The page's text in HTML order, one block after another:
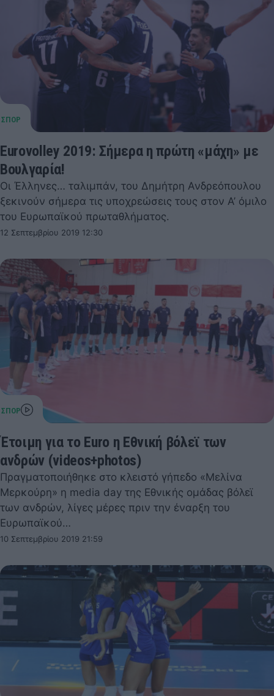
Eurovolley 2019: Σήμερα η πρώτη «μάχη» με
Βουλγαρία!
Οι Έλληνες… ταλιμπάν, του Δημήτρη Ανδρεόπουλου
ξεκινούν σήμερα τις υποχρεώσεις τους στον Α’ όμιλο
του Ευρωπαϊκού πρωταθλήματος.
12 Σεπτεμβρίου 2019 12:30
Έτοιμη για το Euro η Εθνική βόλεϊ των
ανδρών (videos+photos)
Πραγματοποιήθηκε στο κλειστό γήπεδο «Μελίνα
Μερκούρη» η media day της Εθνικής ομάδας βόλεϊ
των ανδρών, λίγες μέρες πριν την έναρξη του
Ευρωπαϊκού…
10 Σεπτεμβρίου 2019 21:59